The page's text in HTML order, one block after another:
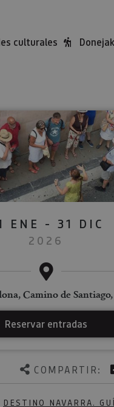
culturales
COMPARTIR:
DESTINO NAVARRA.
ENE - 31 DIC
2026
Camino de Santiago,
Reservar entradas